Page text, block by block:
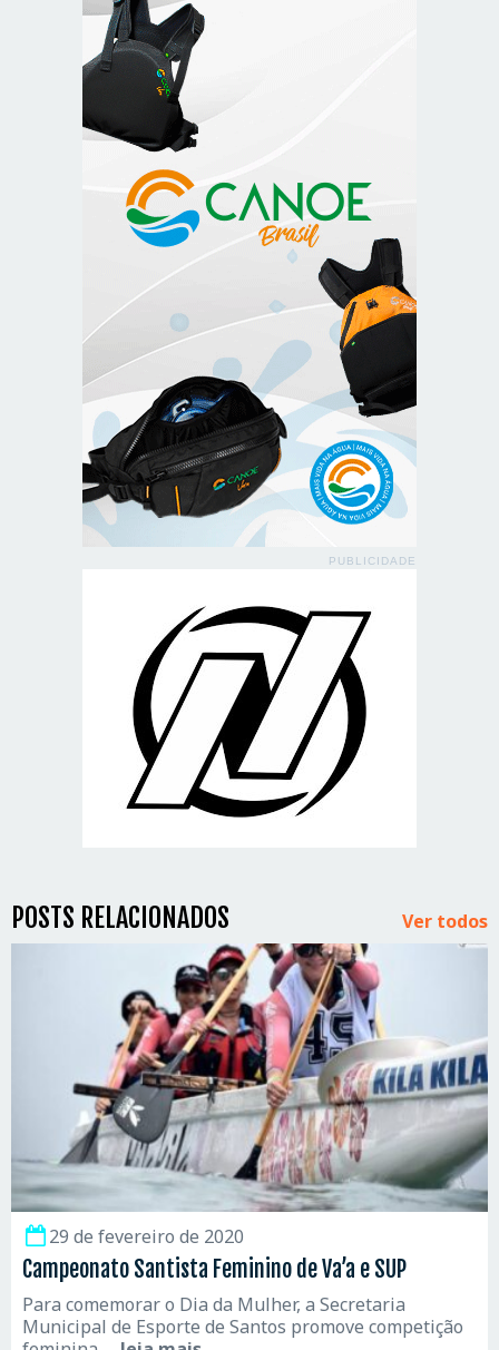
PUBLICIDADE
POSTS RELACIONADOS Ver todos
29 de fevereiro de 2020
Campeonato Santista Feminino de Va’a e SUP
Para comemorar o Dia da Mulher, a Secretaria
Municipal de Esporte de Santos promove competição